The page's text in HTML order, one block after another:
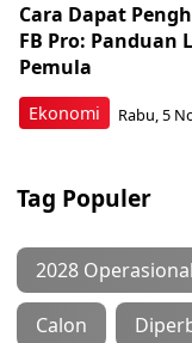
Ekonomi
Cara Dapat
FB Pro: Panduan
Pemula
Rabu, 5
Tag Populer
2028 Operasional
Calon